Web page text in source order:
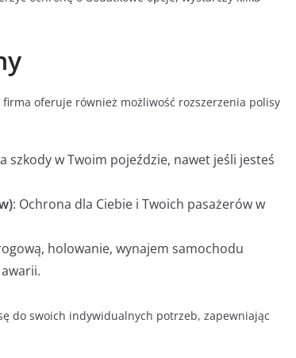
oferuje również możliwość rozszerzenia polisy
szkody w Twoim pojeździe, nawet jeśli jesteś
: Ochrona dla Ciebie i Twoich pasażerów w
holowanie, wynajem samochodu
do swoich indywidualnych potrzeb, zapewniając